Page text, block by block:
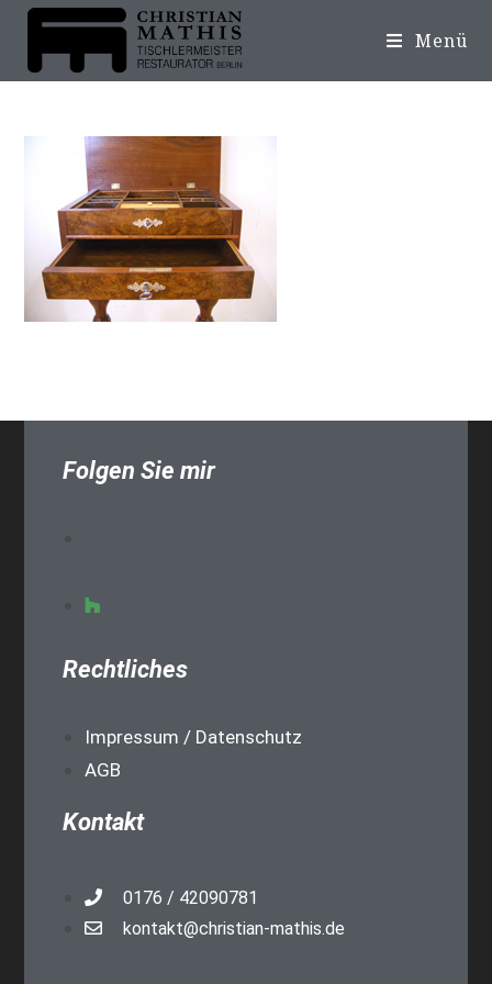
Menü
Folgen Sie mir
Rechtliches
Impressum / Datenschutz
AGB
Kontakt
0176 / 42090781
kontakt@christian-mathis.de